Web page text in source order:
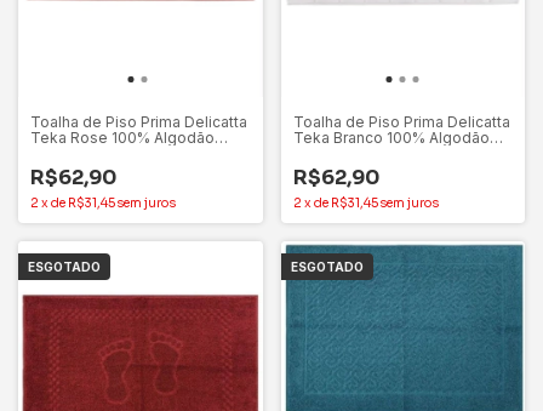
Toalha de Piso Prima Delicatta
Teka Rose 100% Algodão
R$62,90
2 xde R$31,45sem juros
Toalha de Piso Prima Delicatta
Teka Branco 100% Algodão
R$62,90
2 xde R$31,45sem juros
ESGOTADO ESGOTADO